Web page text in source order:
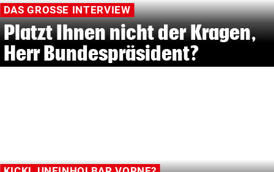
DAS GROSSE INTERVIEW
Platzt Ihnen nicht der Kragen,
Herr Bundespräsident?